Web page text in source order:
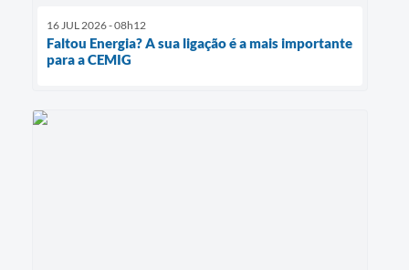
16 JUL 2026 - 08h12
Faltou Energia? A sua ligação é a mais importante
para a CEMIG